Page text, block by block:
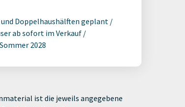
und Doppelhaushälften geplant /
ab sofort im Verkauf /
2028
ist die jeweils angegebene